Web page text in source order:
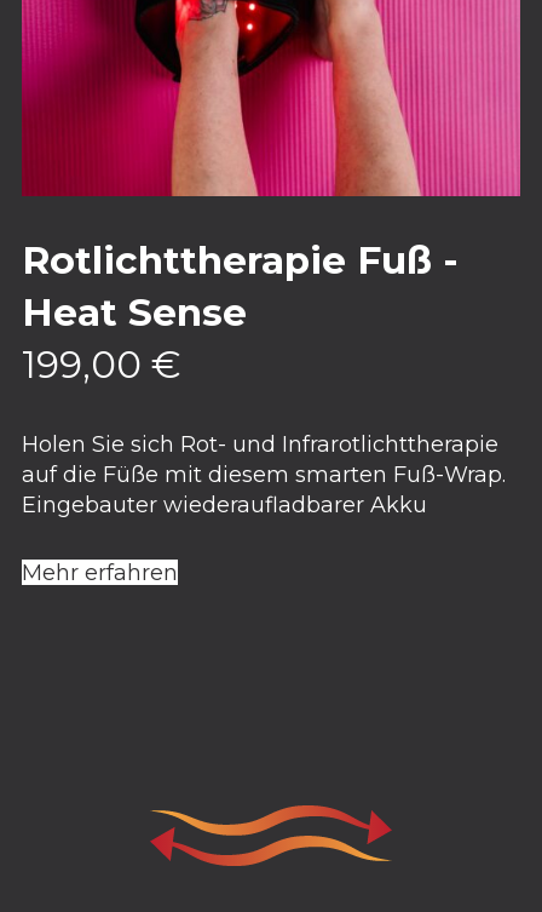
Rotlichttherapie Fuß -
Heat Sense
199,00 €
Holen Sie sich Rot- und Infrarotlichttherapie
auf die Füße mit diesem smarten Fuß-Wrap.
Eingebauter wiederaufladbarer Akku
Mehr erfahren